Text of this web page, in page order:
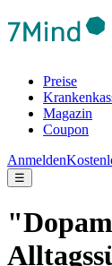
Preise
Magazin
Coupon
Anmelden
☰